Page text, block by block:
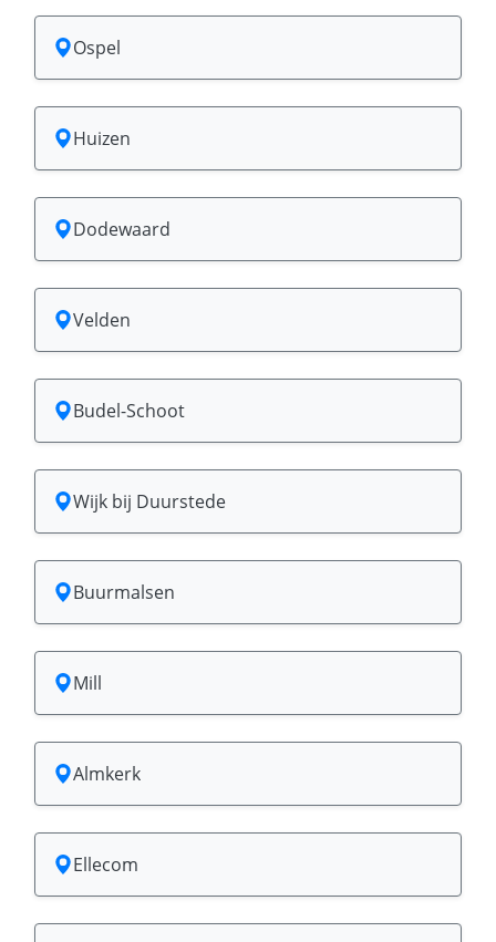
Ospel
Huizen
Dodewaard
Velden
Budel-Schoot
Wijk bij Duurstede
Buurmalsen
Mill
Almkerk
Ellecom